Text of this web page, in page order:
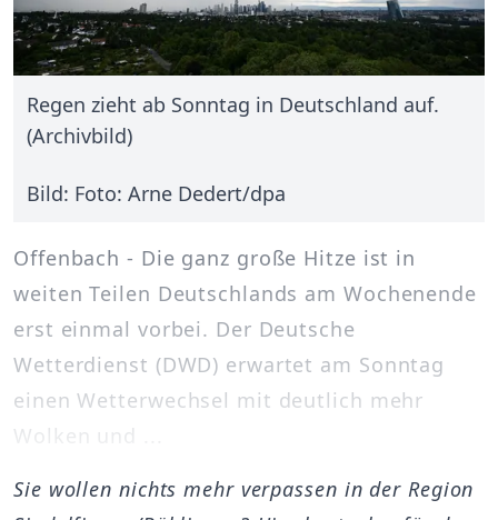
Regen zieht ab Sonntag in Deutschland auf.
(Archivbild)
Bild: Foto: Arne Dedert/dpa
Offenbach - Die ganz große Hitze ist in
weiten Teilen Deutschlands am Wochenende
erst einmal vorbei. Der Deutsche
Wetterdienst (DWD) erwartet am Sonntag
einen Wetterwechsel mit deutlich mehr
Wolken und ...
Sie wollen nichts mehr verpassen in der Region